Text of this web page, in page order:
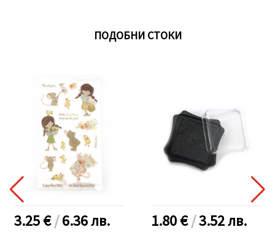
ПОДОБНИ СТОКИ
3.25 €/6.36лв. 1.80 €/3.52лв.